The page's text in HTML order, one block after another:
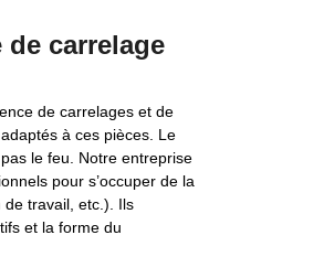
carrelage
de carrelages et de
à ces pièces. Le
le feu. Notre entreprise
pour s’occuper de la
travail, etc.). Ils
et la forme du